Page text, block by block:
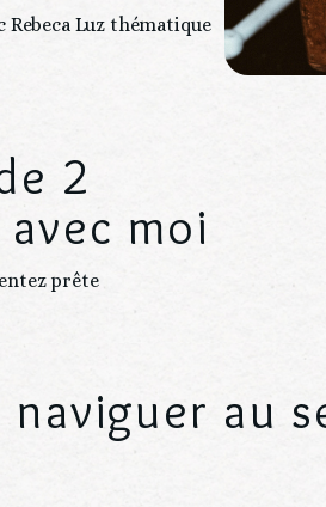
Rebeca Luz thématique
2
moi
prête
au